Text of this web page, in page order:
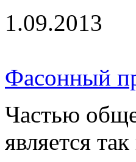
1.09.2013
Фасонный
Частью
является